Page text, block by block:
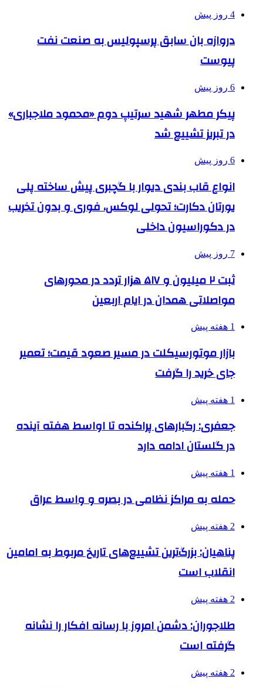
4 روز پیش
دروازه بان سابق پرسپولیس به صنعت نفت
پیوست
6 روز پیش
پیکر مطهر شهید سرتیپ دوم «محمود ملاجباری»
در تبریز تشییع شد
6 روز پیش
انواع قاب بندی دیوار با گچبری پیش ساخته پلی
یورتان دکارت؛ تحولی لوکس، فوری و بدون تخریب
در دکوراسیون داخلی
7 روز پیش
ثبت ۲ میلیون و ۵۱۷ هزار تردد در محورهای
مواصلاتی همدان در ایام اربعین
1 هفته پیش
بازار موتورسیکلت در مسیر صعود قیمت؛ تعمیر
جای خرید را گرفت
1 هفته پیش
جعفری: رگبارهای پراکنده تا اواسط هفته آینده
در گلستان ادامه دارد
1 هفته پیش
حمله به مراکز نظامی در بصره و واسط عراق
2 هفته پیش
پناهیان: بزرگ‌ترین تشییع‌های تاریخ مربوط به امامین
انقلاب است
2 هفته پیش
طلاجوران: دشمن امروز با رسانه افکار را نشانه
گرفته است
2 هفته پیش